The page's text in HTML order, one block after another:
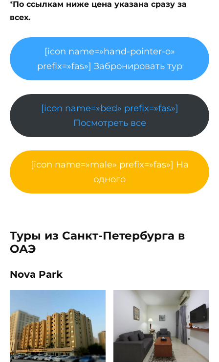
*По ссылкам ниже цена указана сразу за
всех.
[icon name=»hand-pointer-o»
prefix=»fas»] Забронировать тур
[icon name=»bed» prefix=»fas»]
Посмотреть все
[icon name=»male» prefix=»fas»] На
одного
Туры из Санкт-Петербурга в
ОАЭ
Nova Park